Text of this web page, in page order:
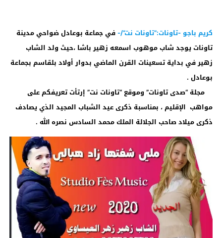
كريم باجو -تاونات:”تاونات نت”/-في جماعة بوعادل ضواحي مدينة
تاونات يوجد شاب موهوب اسمعه زهير باشا ،حيث ولد الشاب
زهير في بداية تسعينات القرن الماضي بدوار أولاد بلقاسم بجماعة
بوعادل .
مجلة “صدى تاونات” وموقع “تاونات نت” إرتأت تعريفكم على
مواهب الإقليم ، بمناسبة ذكرى عيد الشباب المجيد الذي يصادف
ذكرى ميلاد صاحب الجلالة الملك محمد السادس نصره الله .